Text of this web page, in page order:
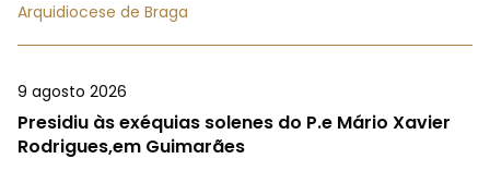
Arquidiocese de Braga
9 agosto 2026
Presidiu às exéquias solenes do P.e Mário Xavier
Rodrigues,em Guimarães